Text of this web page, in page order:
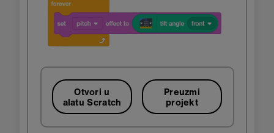
Otvori u
alatu Scratch
Preuzmi
projekt